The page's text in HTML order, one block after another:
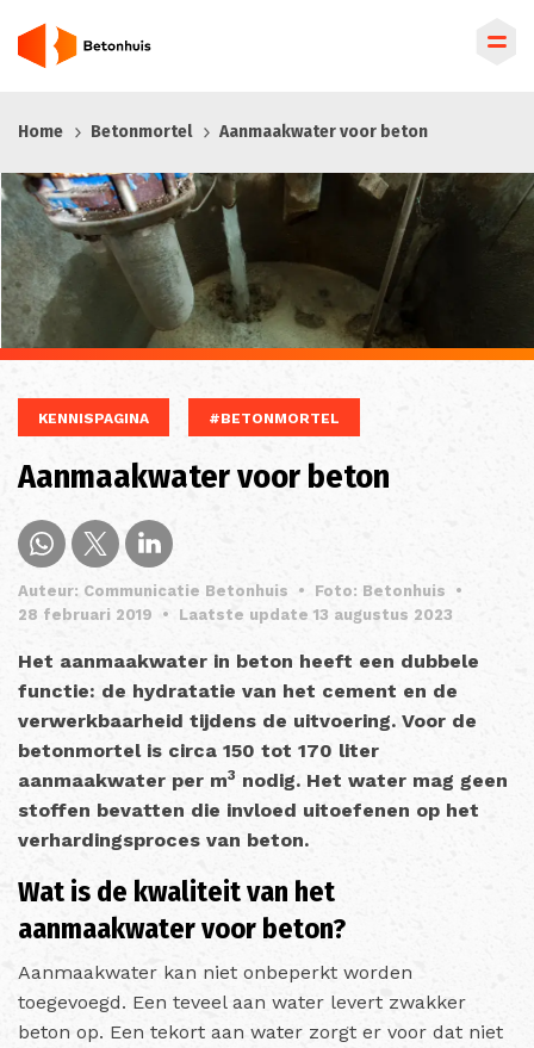
en
de
inhoud
gaan
Home Betonmortel Aanmaakwater voor beton
KENNISPAGINA #BETONMORTEL
Aanmaakwater voor beton
Auteur: Communicatie Betonhuis • Foto: Betonhuis
•
28 februari 2019
• Laatste update 13 augustus 2023
Het aanmaakwater in beton heeft een dubbele
functie: de hydratatie van het cement en de
verwerkbaarheid tijdens de uitvoering. Voor de
betonmortel is circa 150 tot 170 liter
aanmaakwater per m3 nodig. Het water mag geen
stoffen bevatten die invloed uitoefenen op het
verhardingsproces van beton.
Wat is de kwaliteit van het
aanmaakwater voor beton?
Aanmaakwater kan niet onbeperkt worden
toegevoegd. Een teveel aan water levert zwakker
beton op. Een tekort aan water zorgt er voor dat niet